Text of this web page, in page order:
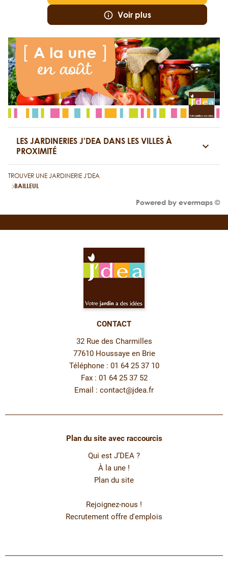
Voir plus
LES JARDINERIES J'DEA DANS LES VILLES À
PROXIMITÉ
TROUVER UNE JARDINERIE J'DEA
BAILLEUL
Powered by evermaps ©
CONTACT
32 Rue des Charmilles
77610 Houssaye en Brie
Téléphone : 01 64 25 37 10
Fax : 01 64 25 37 52
Email : contact@jdea.fr
Plan du site avec raccourcis
Qui est J’DEA ?
À la une !
Plan du site
Rejoignez-nous !
Recrutement offre d'emplois